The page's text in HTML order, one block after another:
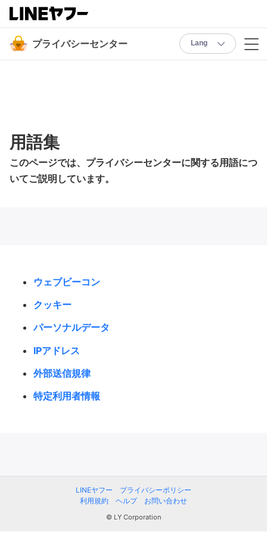
用語集
このページでは、プライバシーセンターに関する用語につ
いてご説明しています。
ウェブビーコン
クッキー
パーソナルデータ
IPアドレス
外部送信規律
特定利用者情報
LINEヤフー
プライバシーポリシー
利用規約
ヘルプ お問い合わせ
© LY Corporation
プライバシーセンター Lang